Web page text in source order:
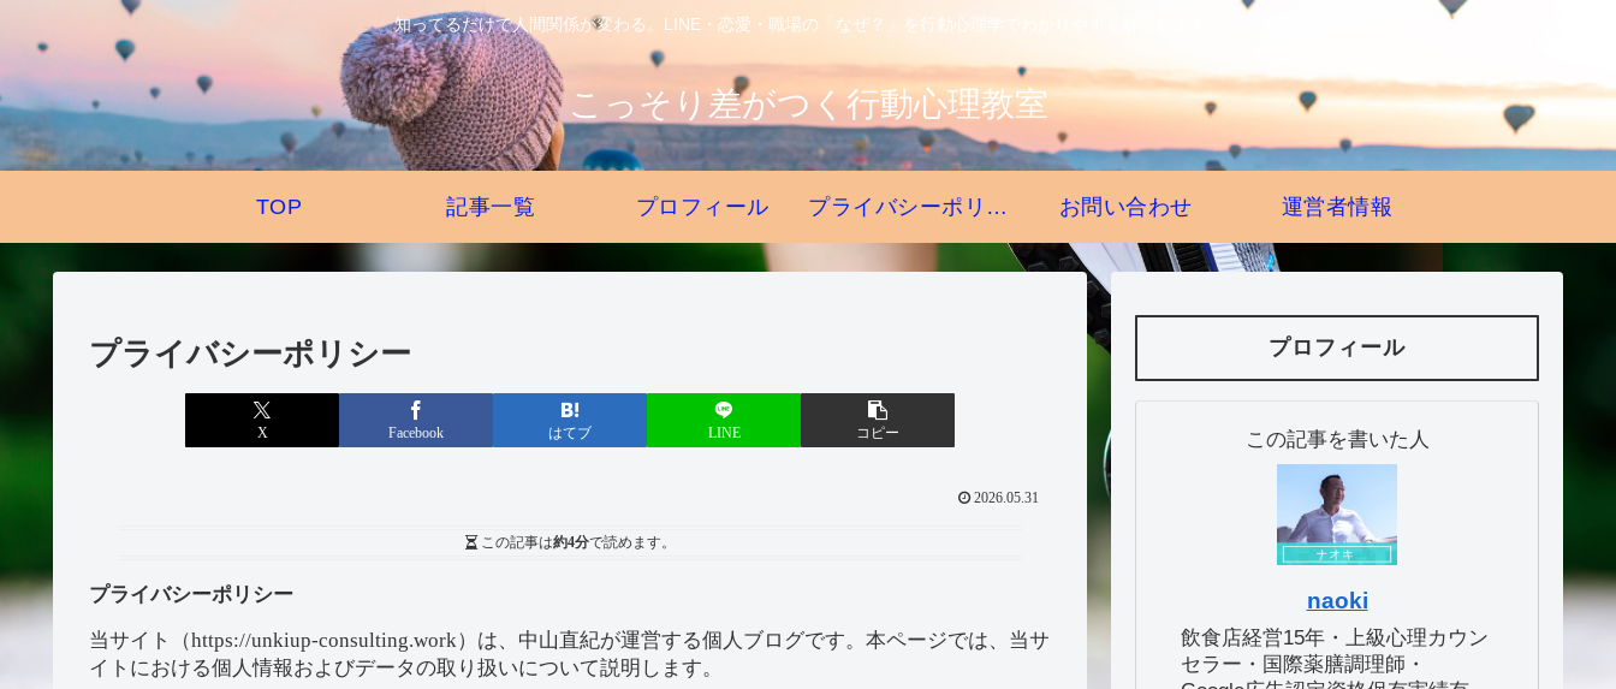
知ってるだけで人間関係が変わる。LINE・恋愛・職場の「なぜ？」を行動心理学でわかりやすく解説します。
こっそり差がつく行動心理教室
TOP 記事一覧 プロフィール プライバシーポリシー お問い合わせ 運営者情報
プライバシーポリシー
X Facebook はてブ LINE コピー
2026.05.31
この記事は約4分で読めます。
プライバシーポリシー
当サイト（https://unkiup-consulting.work）は、中山直紀が運営する個人ブログです。本ページでは、当サ
イトにおける個人情報およびデータの取り扱いについて説明します。
プロフィール
この記事を書いた人
naoki
飲食店経営15年・上級心理カウン
セラー・国際薬膳調理師・